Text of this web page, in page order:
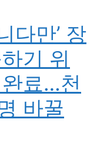
다만’ 장
기 위
료…천
바꿀